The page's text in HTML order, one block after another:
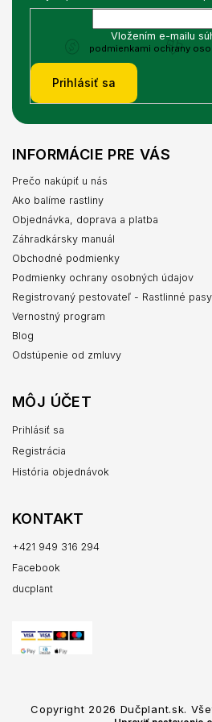
Vložením e-mailu
podmienkami ochrany
Prihlásiť sa
INFORMÁCIE PRE VÁS
Prečo nakúpiť u nás
Ako balíme rastliny
Objednávka, doprava a platba
Záhradkársky manuál
Obchodné podmienky
Podmienky ochrany osobných údajov
Registrovaný pestovateľ - Rastlinné pasy
Vernostný program
Blog
Odstúpenie od zmluvy
MÔJ ÚČET
Prihlásiť sa
Registrácia
História objednávok
KONTAKT
+421 949 316 294
Facebook
ducplant
Copyright 2026 Dučplant.sk.